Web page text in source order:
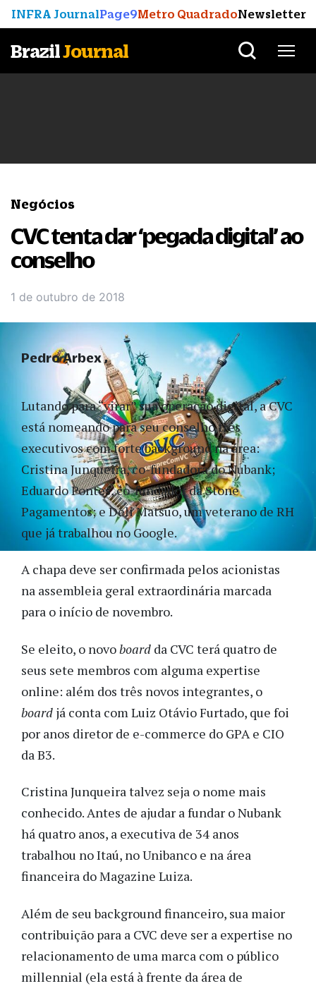
INFRA JournalPage9Metro QuadradoNewsletter
BrazilJournal
Negócios
CVC tenta dar ‘pegada digital’ ao
conselho
1 de outubro de 2018
Lutando para “virar” sua operação digital, a CVC
está nomeando para seu conselho três
executivos com forte background na área:
Cristina Junqueira, co-fundadora do Nubank;
Eduardo Pontes, co-fundador da Stone
Pagamentos; e Deli Matsuo, um veterano de RH
que já trabalhou no Google.
A chapa deve ser confirmada pelos acionistas
na assembleia geral extraordinária marcada
para o início de novembro.
Se eleito, o novoboard da CVC terá quatro de
seus sete membros com alguma expertise
online: além dos três novos integrantes, o
board já conta com Luiz Otávio Furtado, que foi
por anos diretor de e-commerce do GPA e CIO
da B3.
Cristina Junqueira talvez seja o nome mais
conhecido. Antes de ajudar a fundar o Nubank
há quatro anos, a executiva de 34 anos
trabalhou no Itaú, no Unibanco e na área
financeira do Magazine Luiza.
Além de seu background financeiro, sua maior
contribuição para a CVC deve ser a expertise no
relacionamento de uma marca com o público
millennial (ela está à frente da área de
Pedro Arbex